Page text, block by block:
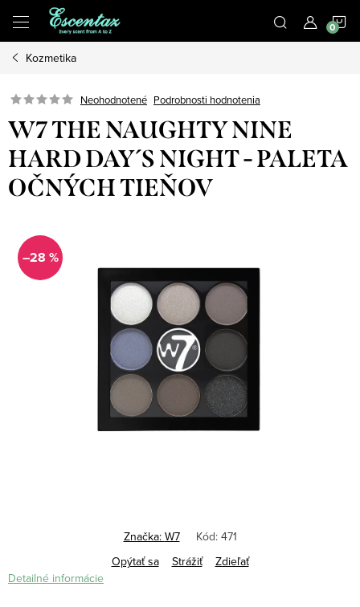
obsah
Kozmetika
Neohodnotené Podrobnosti hodnotenia
W7 THE NAUGHTY NINE
HARD DAY´S NIGHT - PALETA
OČNÝCH TIEŇOV
–28 %
Detailné informácie
Značka: W7 Kód: 471
Opýtať sa
Strážiť Zdieľať